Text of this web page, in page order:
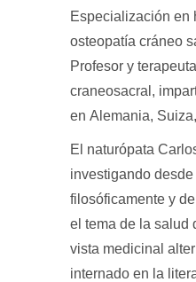
Especialización en
osteopatía cráneo
Profesor y
craneosacral,
en Alemania,
El naturópata
investigando
filosóficamente y
el tema de la salud
vista medicinal
internado en la